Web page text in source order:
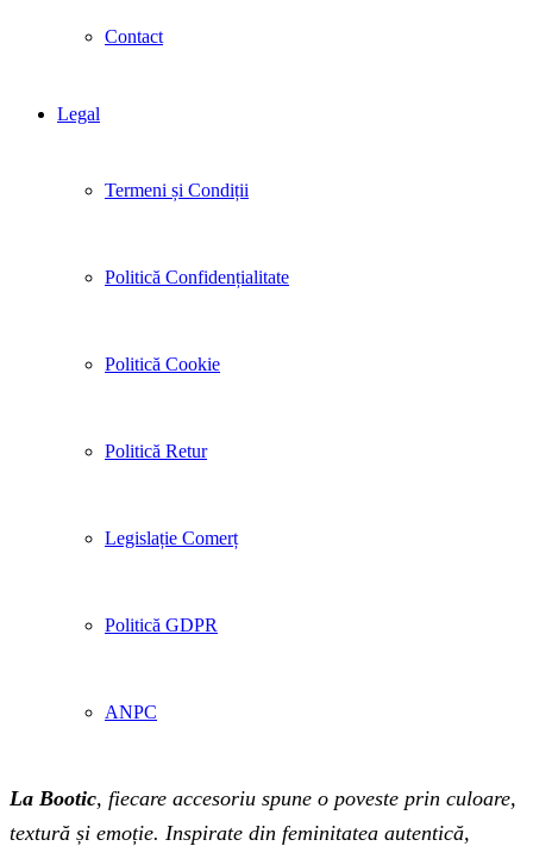
Contact
Legal
Termeni și Condiții
Politică Confidențialitate
Politică Cookie
Politică Retur
Legislație Comerț
Politică GDPR
ANPC
La Bootic, fiecare accesoriu spune o poveste prin culoare,
textură și emoție. Inspirate din feminitatea autentică,